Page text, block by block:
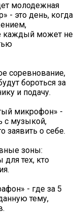
молодежная
- это день, когда
каждый может не
соревнование,
бороться за
и подачу.
микрофон» -
с музыкой,
заявить о себе.
зоны:
для тех, кто
- где за 5
тему,